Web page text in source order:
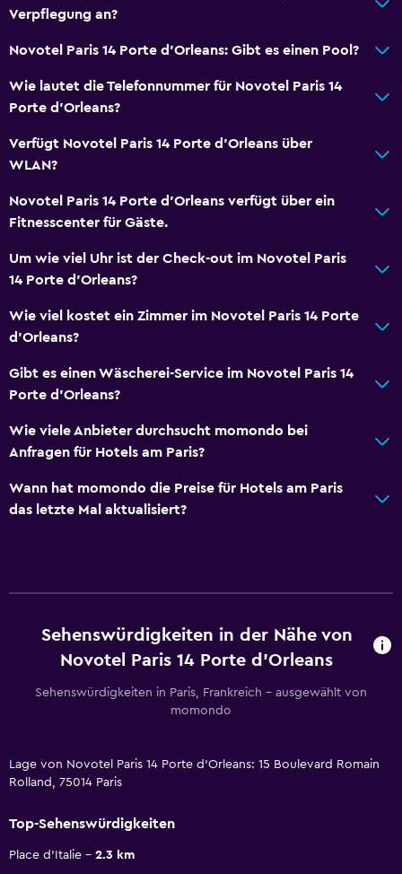
Verpflegung an?
Novotel Paris 14 Porte d'Orleans: Gibt es einen Pool?
Wie lautet die Telefonnummer für Novotel Paris 14
Porte d'Orleans?
Verfügt Novotel Paris 14 Porte d'Orleans über
WLAN?
Novotel Paris 14 Porte d'Orleans verfügt über ein
Fitnesscenter für Gäste.
Um wie viel Uhr ist der Check-out im Novotel Paris
14 Porte d'Orleans?
Wie viel kostet ein Zimmer im Novotel Paris 14 Porte
d'Orleans?
Gibt es einen Wäscherei-Service im Novotel Paris 14
Porte d'Orleans?
Wie viele Anbieter durchsucht momondo bei
Anfragen für Hotels am Paris?
Wann hat momondo die Preise für Hotels am Paris
das letzte Mal aktualisiert?
Sehenswürdigkeiten in der Nähe von
Novotel Paris 14 Porte d'Orleans
Sehenswürdigkeiten in Paris, Frankreich – ausgewählt von
momondo
Lage von Novotel Paris 14 Porte d'Orleans: 15 Boulevard Romain
Rolland, 75014 Paris
Top-Sehenswürdigkeiten
Place d'Italie
2.3 km